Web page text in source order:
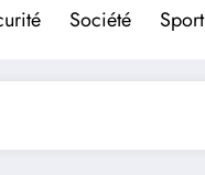
Société Sport